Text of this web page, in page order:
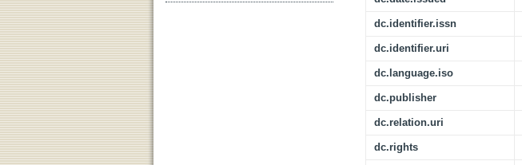
dc.identifier.issn
dc.identifier.uri
dc.language.iso
dc.publisher
dc.relation.uri
dc.rights